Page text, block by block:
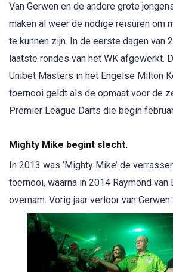
Van Gerwen en de andere grote
maken al weer de nodige reisuren om
te kunnen zijn. In de eerste dagen van
laatste rondes van het WK afgewerkt.
Unibet Masters in het Engelse Milton
toernooi geldt als de opmaat voor de
Premier League Darts die begin
Mighty Mike begint slecht.
In 2013 was ‘Mighty Mike’ de
toernooi, waarna in 2014 Raymond van
overnam. Vorig jaar verloor van